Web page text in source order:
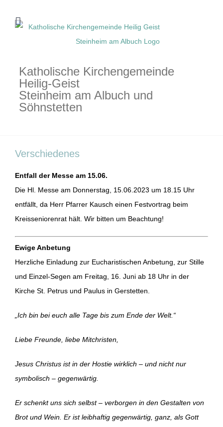
Inhalt
Katholische Kirchengemeinde
Heilig-Geist
Steinheim am Albuch und
Söhnstetten
Verschiedenes
Entfall der Messe am 15.06.
Die Hl. Messe am Donnerstag, 15.06.2023 um 18.15 Uhr
entfällt, da Herr Pfarrer Kausch einen Festvortrag beim
Kreisseniorenrat hält. Wir bitten um Beachtung!
Ewige Anbetung
Herzliche Einladung zur Eucharistischen Anbetung, zur Stille
und Einzel-Segen am Freitag, 16. Juni ab 18 Uhr in der
Kirche St. Petrus und Paulus in Gerstetten.
„Ich bin bei euch alle Tage bis zum Ende der Welt.“
Liebe Freunde, liebe Mitchristen,
Jesus Christus ist in der Hostie wirklich – und nicht nur
symbolisch – gegenwärtig.
Er schenkt uns sich selbst – verborgen in den Gestalten von
Brot und Wein. Er ist leibhaftig gegenwärtig, ganz, als Gott